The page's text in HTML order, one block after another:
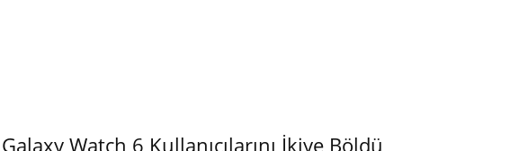
Watch 6 Kullanıcılarını İkiye Böldü